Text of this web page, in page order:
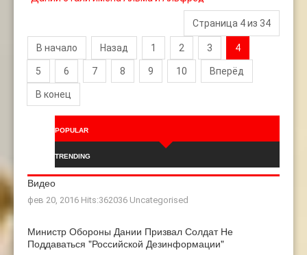
Страница 4 из 34
В начало Назад 1 2 3 4
5 6 7 8 9 10 Вперёд
В конец
POPULAR
TRENDING
Видео
фев 20, 2016 Hits:362036 Uncategorised
Министр Обороны Дании Призвал Солдат Не
Поддаваться "российской Дезинформации"